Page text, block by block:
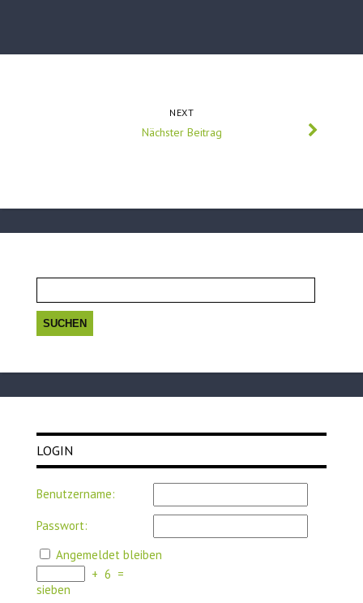
NEXT
Nächster Beitrag
nach:
LOGIN
Benutzername:
Passwort:
Angemeldet bleiben
+ 6 =
sieben